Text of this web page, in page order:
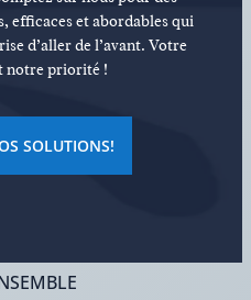
efficaces et abordables qui
d’aller de l’avant. Votre
notre priorité !
SOLUTIONS!